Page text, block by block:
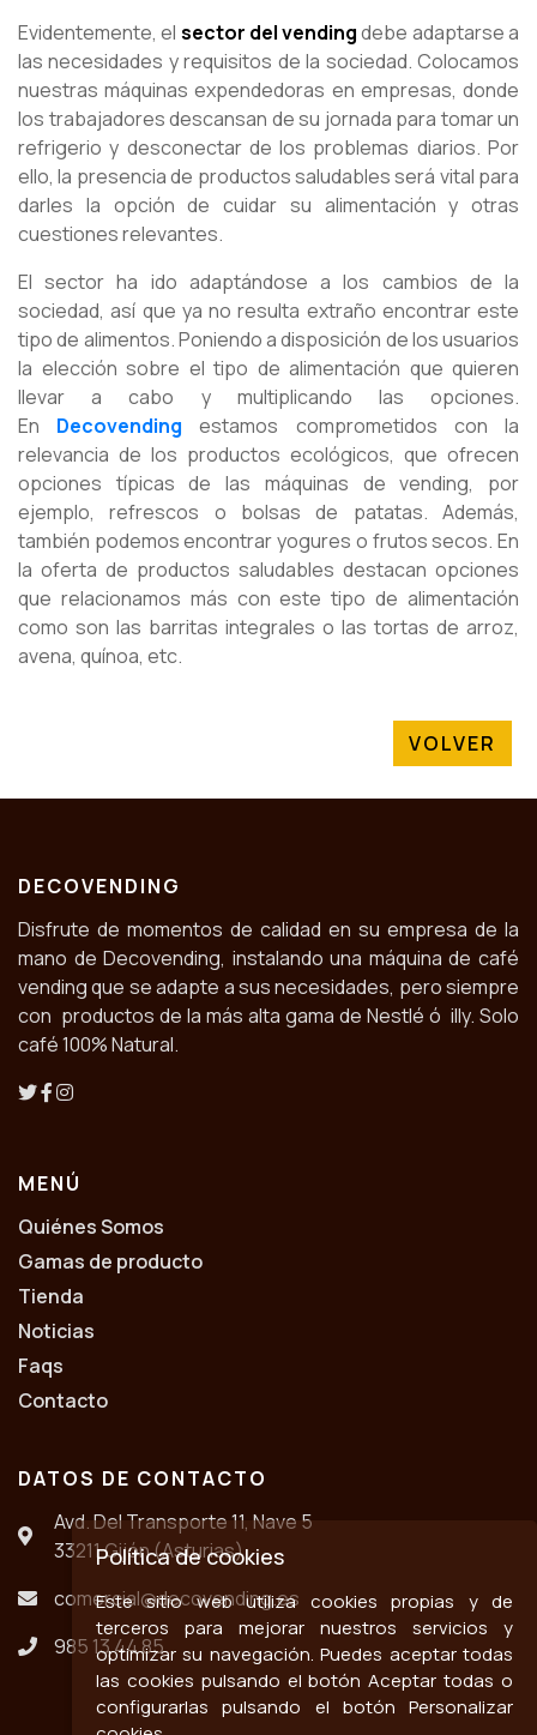
Evidentemente, el sector del vendingdebe adaptarse a
las necesidades y requisitos de la sociedad. Colocamos
nuestras máquinas expendedoras en empresas, donde
los trabajadores descansan de su jornada para tomar un
refrigerio y desconectar de los problemas diarios. Por
ello, la presencia de productos saludables será vital para
darles la opción de cuidar su alimentación y otras
cuestiones relevantes.
El sector ha ido adaptándose a los cambios de la
sociedad, así que ya no resulta extraño encontrar este
tipo de alimentos. Poniendo a disposición de los usuarios
la elección sobre el tipo de alimentación que quieren
llevar a cabo y multiplicando las opciones.
En Decovending
estamos comprometidos con la
relevancia de los productos ecológicos, que ofrecen
opciones típicas de las máquinas de vending, por
ejemplo, refrescos o bolsas de patatas. Además,
también podemos encontrar yogures o frutos secos. En
la oferta de productos saludables destacan opciones
que relacionamos más con este tipo de alimentación
como son las barritas integrales o las tortas de arroz,
avena, quínoa, etc.
VOLVER
DECOVENDING
Disfrute de momentos de calidad en su empresa de la
mano de Decovending, instalando una máquina de café
vending que se adapte a sus necesidades, pero siempre
con productos de la más alta gama de Nestlé ó illy. Solo
café 100% Natural.
MENÚ
Quiénes Somos
Gamas de producto
Tienda
Noticias
Faqs
Contacto
DATOS DE CONTACTO
Avd. Del Transporte 11, Nave 5
33211 Gijón (Asturias)
comercial@decovending.es
985 13 44 85
Política de cookies
Este sitio web utiliza cookies propias y de
terceros para mejorar nuestros servicios y
optimizar su navegación. Puedes aceptar todas
las cookies pulsando el botón Aceptar todas o
configurarlas pulsando el botón Personalizar